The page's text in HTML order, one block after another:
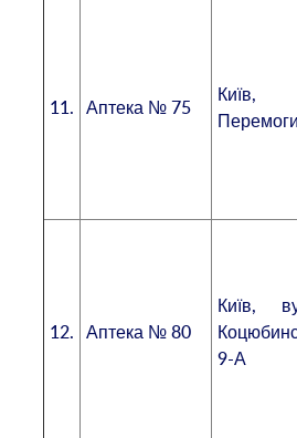
11. Аптека № 75
Київ,
12. Аптека № 80
Київ,
9-А